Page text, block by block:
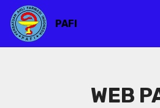
PAFI
WEB